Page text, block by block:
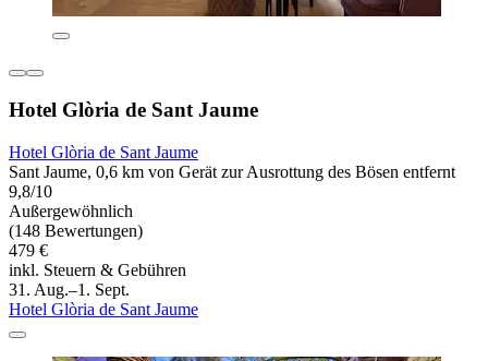
Hotel Glòria de Sant Jaume
Hotel Glòria de Sant Jaume
Sant Jaume, 0,6 km von Gerät zur Ausrottung des Bösen entfernt
9,8/10
Außergewöhnlich
(148 Bewertungen)
479 €
inkl. Steuern & Gebühren
31. Aug.–1. Sept.
Hotel Glòria de Sant Jaume